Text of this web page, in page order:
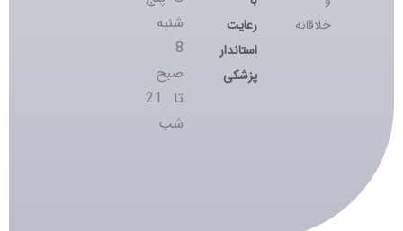
خلاقانه
رعایت
استانداردهای
پزشکی
شنبه
8
صبح
تا 21
شب